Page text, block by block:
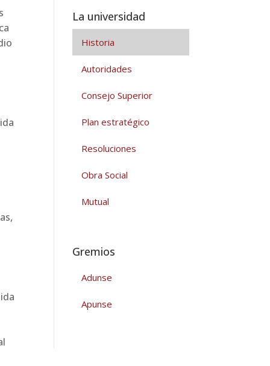
La universidad
Historia
Autoridades
Consejo Superior
Plan estratégico
Resoluciones
Obra Social
Mutual
Gremios
Adunse
Apunse